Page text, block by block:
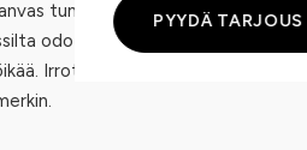
PYYDÄ TARJOUS
tuntuu laadukkaalta ja sopii
odotetaan tavallista
Irrotettava pesulappu